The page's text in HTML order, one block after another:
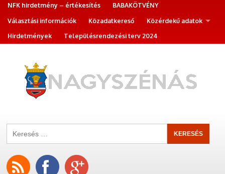
NFK hirdetmény – értékesítés
BABAKÖTVÉNY
Választási információk
Közadatkereső
Közérdekű adatok
Hirdetmények
Településrendezési terv 2024